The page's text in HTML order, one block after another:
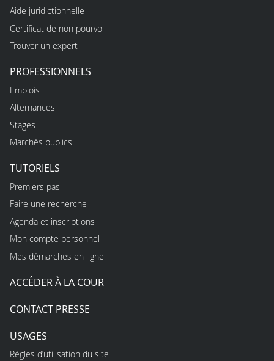
Aide juridictionnelle
Certificat de non pourvoi
Trouver un expert
PROFESSIONNELS
Emplois
Alternances
Stages
Marchés publics
TUTORIELS
Premiers pas
Faire une recherche
Agenda et inscriptions
Mon compte personnel
Mes démarches en ligne
ACCÉDER À LA COUR
CONTACT PRESSE
USAGES
Règles d’utilisation du site